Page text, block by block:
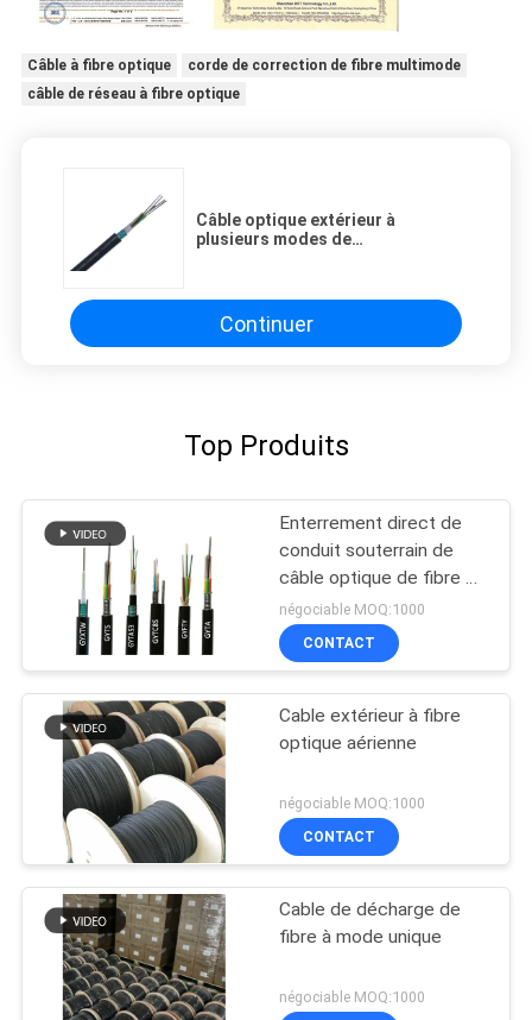
Câble à fibre optique
corde de correction de fibre multimode
câble de réseau à fibre optique
Câble optique extérieur à
plusieurs modes de
Continuer
Top Produits
Enterrement direct de
conduit souterrain de
câble optique de fibre de
mode unitaire de GYTS
négociable MOQ:1000
CONTACT
Cable extérieur à fibre
optique aérienne
négociable MOQ:1000
CONTACT
Cable de décharge de
fibre à mode unique
négociable MOQ:1000